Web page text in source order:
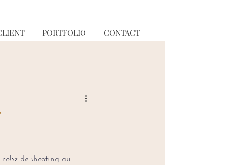
PORTFOLIO CONTACT
robe de shooting au